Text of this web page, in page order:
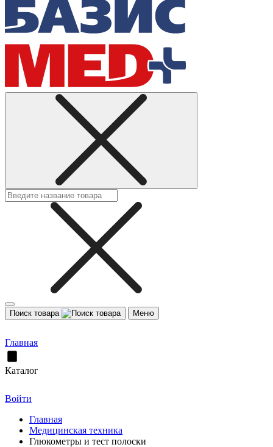
Поиск товара Меню
Главная
Каталог
Войти
Главная
Медицинская техника
Глюкометры и тест полоски